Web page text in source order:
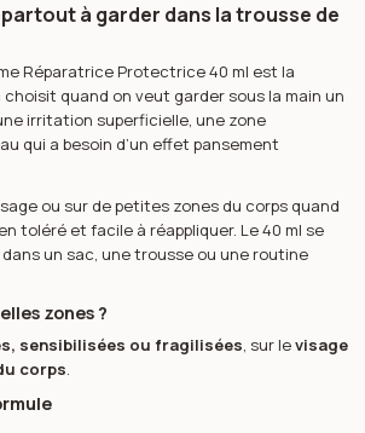
à garder dans la trousse de
Réparatrice Protectrice 40 ml est la
choisit quand on veut garder sous la main un
irritation superficielle, une zone
qui a besoin d’un effet pansement
ou sur de petites zones du corps quand
toléré et facile à réappliquer. Le 40 ml se
un sac, une trousse ou une routine
zones ?
sensibilisées ou fragilisées, sur levisage
corps.